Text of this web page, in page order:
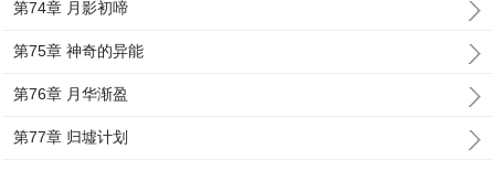
第74章 月影初啼
第75章 神奇的异能
第76章 月华渐盈
第77章 归墟计划